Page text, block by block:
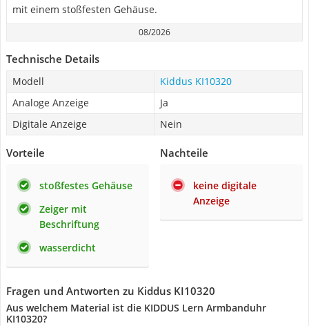
mit einem stoßfesten Gehäuse.
08/2026
Technische Details
Modell
Kiddus KI10320
Analoge Anzeige
Ja
Digitale Anzeige
Nein
Vorteile
stoßfestes Gehäuse
Zeiger mit
Beschriftung
wasserdicht
Nachteile
keine digitale
Anzeige
Fragen und Antworten zu Kiddus KI10320
Aus welchem Material ist die KIDDUS Lern Armbanduhr
KI10320?